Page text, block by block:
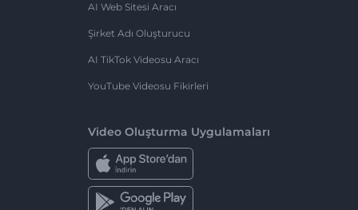
AI Web Sitesi Aracı
Şirket Adı Oluşturucu
AI TikTok Videosu Aracı
YouTube Videosu Fikirleri
Video Oluşturma Uygulamaları